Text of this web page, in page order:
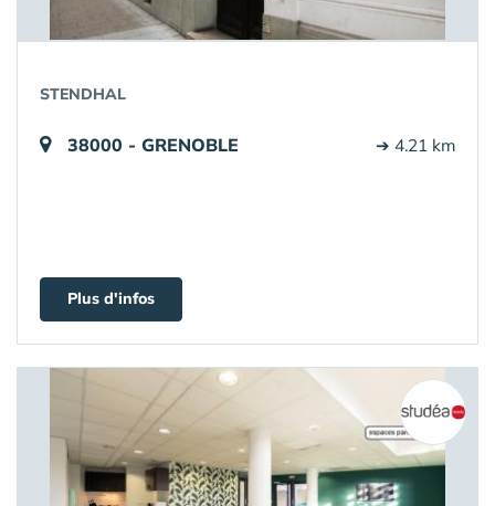
STENDHAL
38000 - GRENOBLE ➔ 4.21 km
Plus d'infos